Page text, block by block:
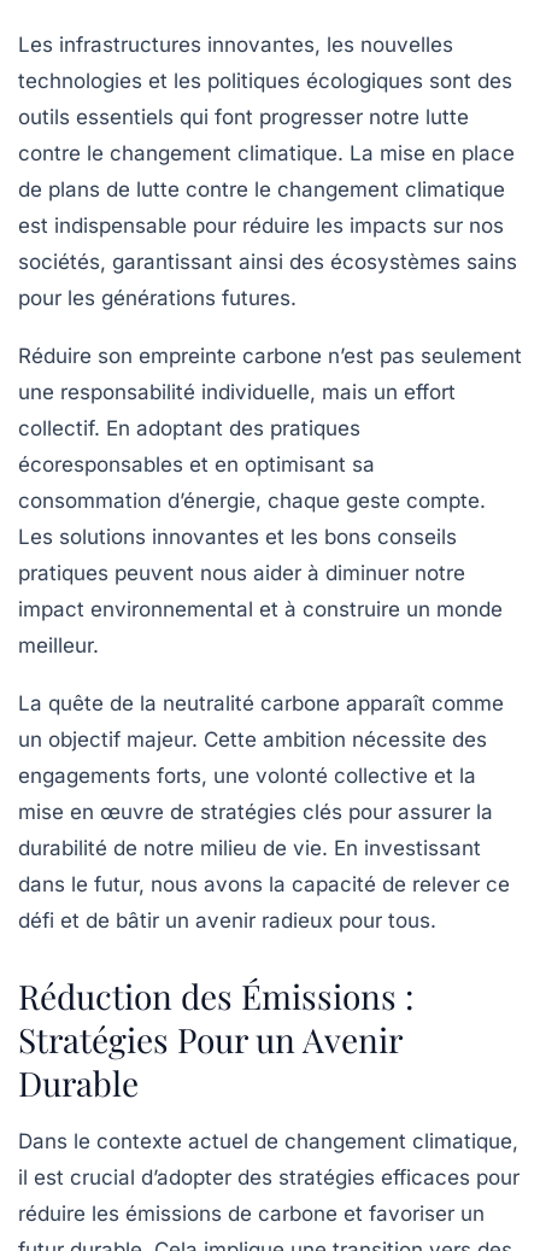
Les infrastructures innovantes, les nouvelles
technologies et les politiques écologiques sont des
outils essentiels qui font progresser notre lutte
contre le changement climatique. La mise en place
de plans de lutte contre le changement climatique
est indispensable pour réduire les impacts sur nos
sociétés, garantissant ainsi des écosystèmes sains
pour les générations futures.
Réduire son empreinte carbone n’est pas seulement
une responsabilité individuelle, mais un effort
collectif. En adoptant des pratiques
écoresponsables et en optimisant sa
consommation d’énergie, chaque geste compte.
Les solutions innovantes et les bons conseils
pratiques peuvent nous aider à diminuer notre
impact environnemental et à construire un monde
meilleur.
La quête de la neutralité carbone apparaît comme
un objectif majeur. Cette ambition nécessite des
engagements forts, une volonté collective et la
mise en œuvre de stratégies clés pour assurer la
durabilité de notre milieu de vie. En investissant
dans le futur, nous avons la capacité de relever ce
défi et de bâtir un avenir radieux pour tous.
Réduction des Émissions :
Stratégies Pour un Avenir
Durable
Dans le contexte actuel de changement climatique,
il est crucial d’adopter des stratégies efficaces pour
réduire les émissions de carbone et favoriser un